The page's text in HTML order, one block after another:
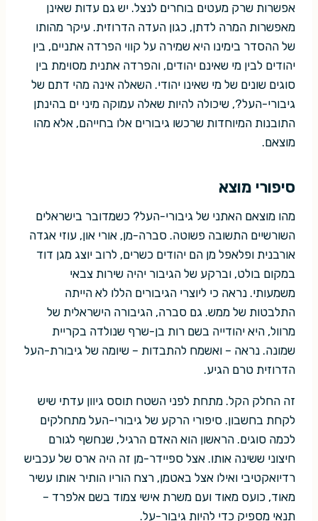
אפשרות שרק מעטים בוחרים לנצל. יש גם עדות שאינן
מאפשרות המרה לדתן, כגון העדה הדרוזית. עיקר מהותו
של ההסדר בימינו היא שמירה על קווי הפרדה אתניים, בין
יהודים לבין מי שאינם יהודים, והפרדה אתנית מסוימת בין
סוגים שונים של מי שאינו יהודי. השאלה אינה מהי דתם של
גיבורי-העל?, שיכולה להיות שאלה עמוקה מיני ים בהינתן
התובנות המיוחדות שרכשו גיבורים אלו בחייהם, אלא מהו
מוצאם.
סיפורי מוצא
מהו מוצאם האתני של גיבורי-העל? כשמדובר בישראלים
השורשיים התשובה פשוטה. סברה-מן, אורי און, עוזי אגדה
אורבנית ופלאפל מן הם יהודים כשרים, לרוב יוצג מגן דוד
במקום בולט, וברקע של הגיבור יהיה שירות צבאי
משמעותי. נראה כי ליוצרי הגיבורים הללו לא הייתה
התלבטות של ממש. גם סברה, הגיבורה הישראלית של
מרוול, היא יהודייה בשם רות בן-שרף שנולדה בקריית
שמונה. נראה – ואשמח להתבדות – שיומה של גיבורת-העל
הדרוזית טרם הגיע.
זה החלק הקל. מתחת לפני השטח תוסס גיוון עדתי שיש
לקחת בחשבון. סיפורי הרקע של גיבורי-העל מתחלקים
לכמה סוגים. הראשון הוא האדם הרגיל, שנחשף לגורם
חיצוני ששינה אותו. אצל ספיידר-מן זה היה ארס של עכביש
רדיואקטיבי ואילו אצל באטמן, רצח הוריו הותיר אותו עשיר
מאוד, כועס מאוד ועם משרת אישי צמוד בשם אלפרד –
תנאי מספיק כדי להיות גיבור-על.